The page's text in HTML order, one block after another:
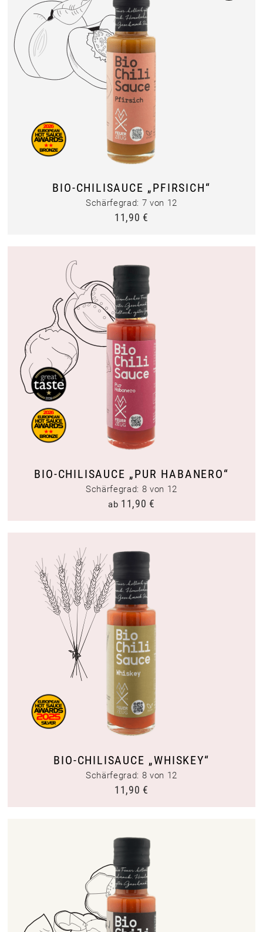
BIO-CHILISAUCE „PFIRSICH“
Schärfegrad: 7 von 12
11,90 €
BIO-CHILISAUCE „PUR HABANERO“
Schärfegrad: 8 von 12
ab 11,90 €
BIO-CHILISAUCE „WHISKEY“
Schärfegrad: 8 von 12
11,90 €